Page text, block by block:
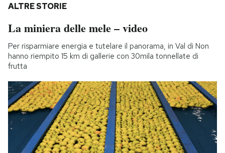
ALTRE STORIE
La miniera delle mele – video
Per risparmiare energia e tutelare il panorama, in Val di Non
hanno riempito 15 km di gallerie con 30mila tonnellate di
frutta